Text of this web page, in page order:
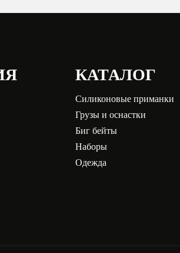
КАТАЛОГ
Силиконовые приманки
Грузы и оснастки
Биг бейты
Наборы
Одежда